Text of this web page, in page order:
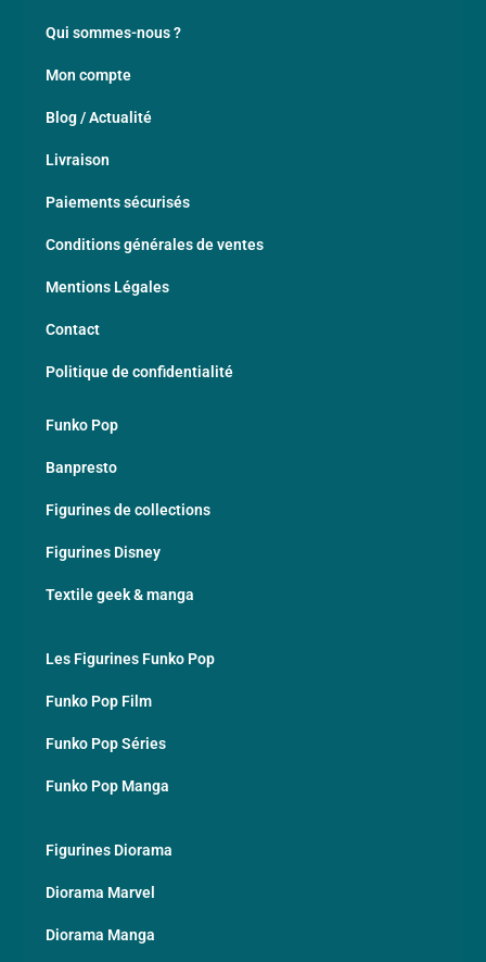
Qui sommes-nous ?
Mon compte
Blog / Actualité
Livraison
Paiements sécurisés
Conditions générales de ventes
Mentions Légales
Contact
Politique de confidentialité
Funko Pop
Banpresto
Figurines de collections
Figurines Disney
Textile geek & manga
Les Figurines Funko Pop
Funko Pop Film
Funko Pop Séries
Funko Pop Manga
Figurines Diorama
Diorama Marvel
Diorama Manga